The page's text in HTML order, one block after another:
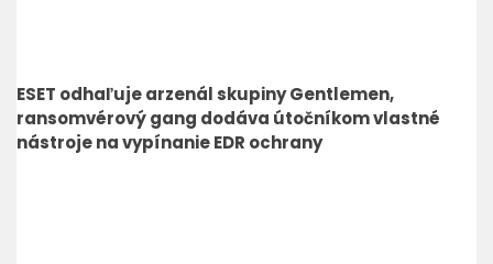
ESET odhaľuje arzenál skupiny Gentlemen,
ransomvérový gang dodáva útočníkom vlastné
nástroje na vypínanie EDR ochrany